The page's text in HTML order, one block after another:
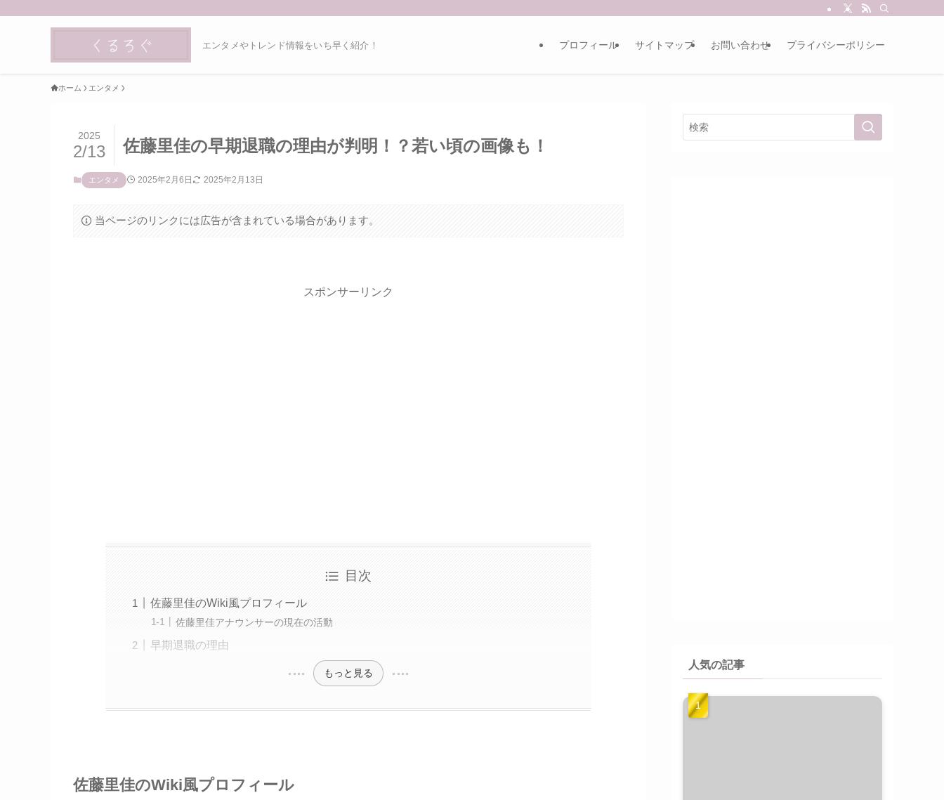
エンタメやトレンド情報をいち早く紹介！ プロフィール サイトマップ お問い合わせ プライバシーポリシー
ホーム エンタメ
佐藤里佳の早期退職の理由が判明！？若い頃の画像も！
2025
2/13
エンタメ 2025年2月6日 2025年2月13日
当ページのリンクには広告が含まれている場合があります。
スポンサーリンク
目次
佐藤里佳のWiki風プロフィール
佐藤里佳アナウンサーの現在の活動
早期退職の理由
もっと見る
佐藤里佳のWiki風プロフィール
人気の記事